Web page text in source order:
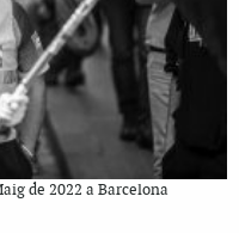
de 2022 a Barcelona